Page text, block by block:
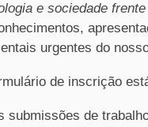
e sociedade
urgentes do
de inscrição
submissões de